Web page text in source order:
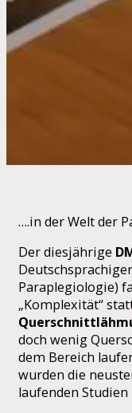
….in der Welt der
Der diesjährige
Paraplegiologie)
„Komplexität“
doch wenig
dem Bereich
wurden die
laufenden